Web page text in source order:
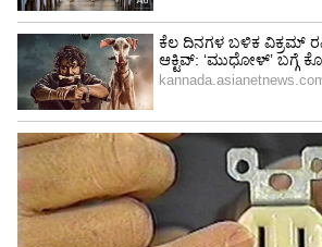
ಸಿಂಹ ರಾಶಿ
ಸಿಂಹ ರಾಶಿಯವರು ಸಾಹಸಮಯರು
ಆದರೆ ಕೆಲವೊಮ್ಮೆ ಅವರ ಆತ್ಮವಿಶ್ವಾಸವು
ಅಸೂಯೆ ಹುಟ್ಟಿಸಬಹುದು. ಜನರು
ಜನಪ್ರಿಯತೆಯಿಂದ
ಅನುಭವಿಸಬಹುದು, ಇದರಿಂದಾಗಿ ಅವರು
ಭಾವನೆಗಳಿಗೆ ಹೆಚ್ಚು ಒಳಗಾಗುತ್ತಾರೆ.